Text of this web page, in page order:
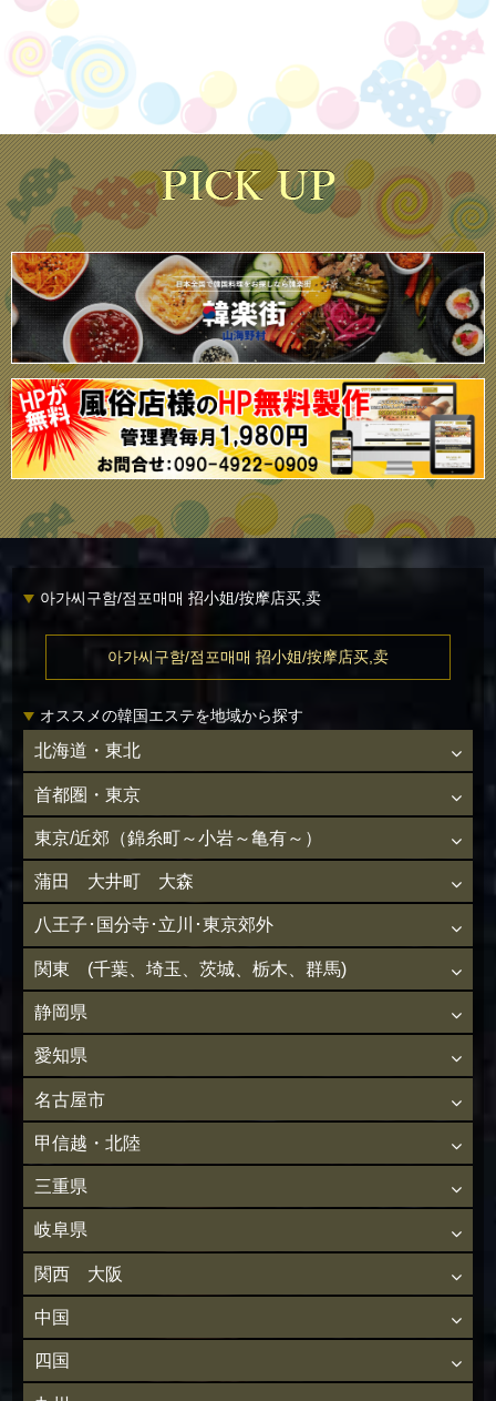
아가씨구함/점포매매 招小姐/按摩店买,卖
아가씨구함/점포매매 招小姐/按摩店买,卖
オススメの韓国エステを地域から探す
北海道・東北
首都圏・東京
東京/近郊（錦糸町～小岩～亀有～）
蒲田 大井町 大森
八王子･国分寺･立川･東京郊外
関東 (千葉、埼玉、茨城、栃木、群馬)
静岡県
愛知県
名古屋市
甲信越・北陸
三重県
岐阜県
関西 大阪
中国
四国